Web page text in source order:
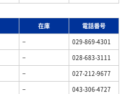
在庫
電話番号
−
029-869-4301
−
028-683-3111
−
027-212-9677
−
043-306-4727